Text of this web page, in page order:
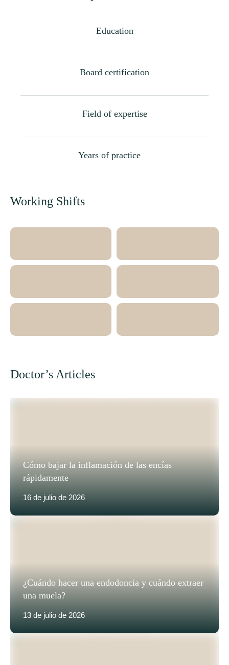
Education
Board certification
Field of expertise
Years of practice
Working Shifts
Doctor’s Articles
Cómo bajar la inflamación de las encías
rápidamente
16 de julio de 2026
¿Cuándo hacer una endodoncia y cuándo extraer
una muela?
13 de julio de 2026